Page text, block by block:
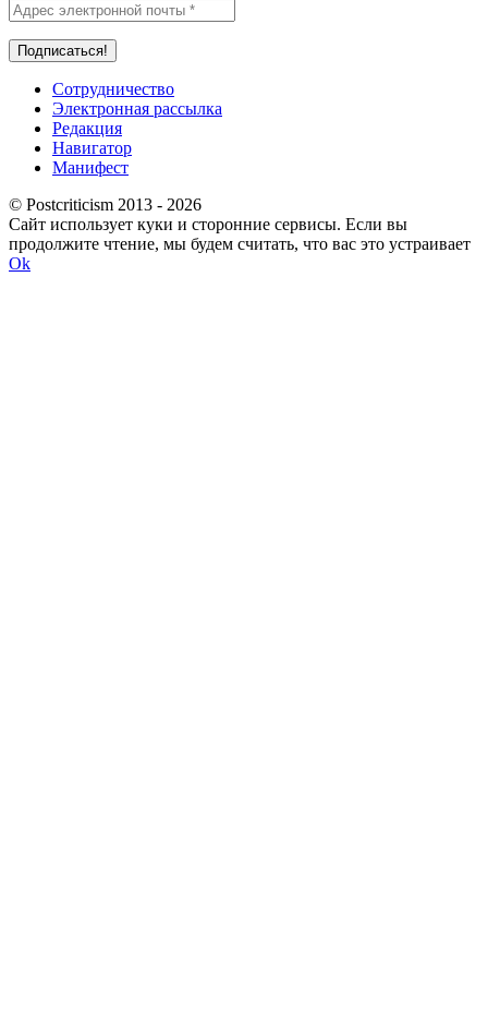
Сотрудничество
Электронная рассылка
Редакция
Навигатор
Манифест
© Postcriticism 2013 - 2026
Сайт использует куки и сторонние сервисы. Если вы
продолжите чтение, мы будем считать, что вас это устраивает
Ok